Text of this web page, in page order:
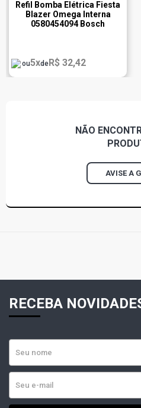
Refil Bomba Elétrica Fiesta
Blazer Omega Interna
0580454094 Bosch
ou5xdeR$ 32,42
NÃO
AVISE A
RECEBA